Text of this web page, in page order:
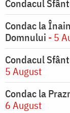
Condacul
Condac la
Domnului - 5
Condacul
5 August
Condac la
6 August